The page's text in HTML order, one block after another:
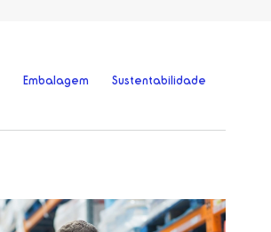
Embalagem Sustentabilidade